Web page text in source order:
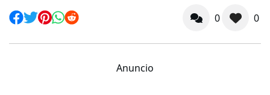
0 0
Anuncio